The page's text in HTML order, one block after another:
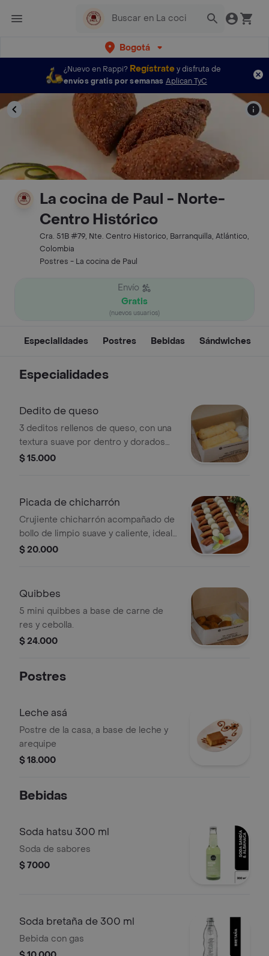
Bogotá
¿Nuevo en Rappi? Regístratey disfruta de
envíos gratis por semanas Aplican TyC
La cocina de Paul - Norte-
Centro Histórico
Cra. 51B #79, Nte. Centro Historico, Barranquilla, Atlántico,
Colombia
Postres - La cocina de Paul
Envío
Gratis
(nuevos usuarios)
Especialidades Postres Bebidas Sándwiches
Especialidades
Dedito de queso
3 deditos rellenos de queso, con una
textura suave por dentro y dorados
por fuera.
$ 15.000
Picada de chicharrón
Crujiente chicharrón acompañado de
bollo de limpio suave y caliente, ideal
para compartir y disfrutar con sabor
$ 20.000
Quibbes
5 mini quibbes a base de carne de
res y cebolla.
$ 24.000
Postres
Leche asá
Postre de la casa, a base de leche y
arequipe
$ 18.000
Bebidas
Soda hatsu 300 ml
Soda de sabores
$ 7000
Soda bretaña de 300 ml
Bebida con gas